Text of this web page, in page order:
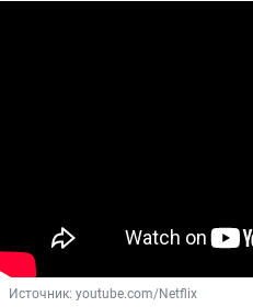
Источник: youtube.com/Netflix